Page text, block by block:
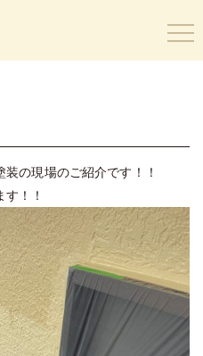
の現場のご紹介です！！
！！